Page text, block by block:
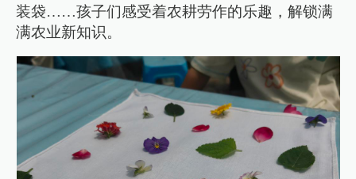
装袋……孩子们感受着农耕劳作的乐趣，解锁满
满农业新知识。